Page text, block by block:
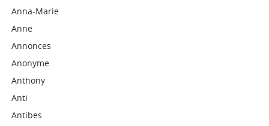
Anna-Marie
Anne
Annonces
Anonyme
Anthony
Anti
Antibes